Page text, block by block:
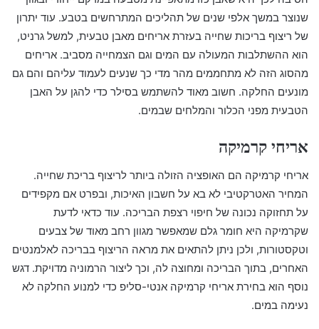
שנוצר במשך אלפי שנים של תהליכים המתרחשים בטבע. עוד יתרון
של ריצוף בריכות שחייה בעזרת אריחים מאבן טבעית, למשל גרניט,
הוא ההשתלבות המעולה עם המים וגם הצמחייה מסביב. אריחים
מהסוג הזה לא מתחממים מהר מדי כך שנעים לעמוד עליהם והם גם
מונעים החלקה. חשוב מאוד להשתמש בסילר כדי להגן על האבן
הטבעית מפני הכלור והמלחים שבמים.
אריחי קרמיקה
אריחי קרמיקה הם האופציה הזולה ביותר לריצוף בריכת שחייה.
המחיר האטרקטיבי לא בא על חשבון האיכות, ובפרט אם מקפידים
על תחזוקה נכונה של חיפוי רצפת הבריכה. עוד כדאי לדעת
שקרמיקה היא חומר גלם שמאפשר מגוון רחב מאוד של צבעים
וטקסטורות, ולכן ניתן להתאים את מראה הריצוף בבריכה לאלמנטים
האחרים, בתוך הבריכה ומחוצה לה, וכך ליצור הרמוניה מדויקת. דגש
נוסף הוא בחירת אריחי קרמיקה אנטי-סליפ כדי למנוע החלקה לא
נעימה במים.